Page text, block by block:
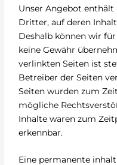
Unser Angebot enthält
Dritter, auf deren
Deshalb können wir
keine Gewähr
verlinkten Seiten ist
Betreiber der Seiten
Seiten wurden zum
mögliche
Inhalte waren zum
erkennbar.
Eine permanente